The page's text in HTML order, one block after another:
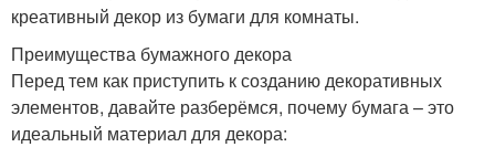
креативный декор из бумаги для комнаты.
Преимущества бумажного декора
Перед тем как приступить к созданию декоративных
элементов, давайте разберёмся, почему бумага – это
идеальный материал для декора: